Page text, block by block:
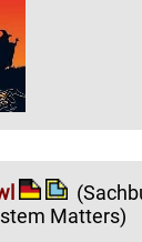
Matters)